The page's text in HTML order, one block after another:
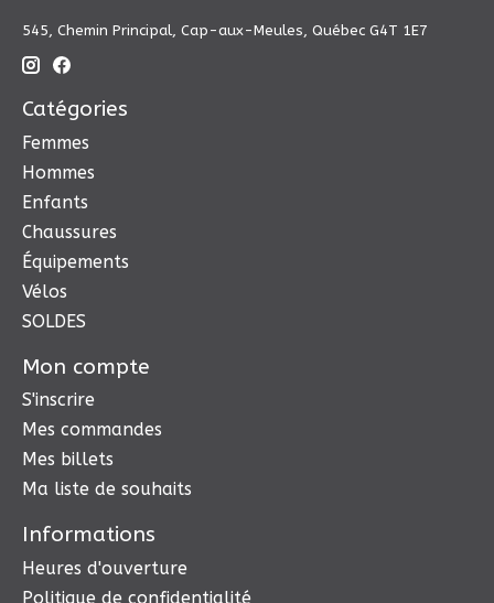
545, Chemin Principal, Cap-aux-Meules, Québec G4T 1E7
Catégories
Femmes
Hommes
Enfants
Chaussures
Équipements
Vélos
SOLDES
Mon compte
S'inscrire
Mes commandes
Mes billets
Ma liste de souhaits
Informations
Heures d'ouverture
Politique de confidentialité